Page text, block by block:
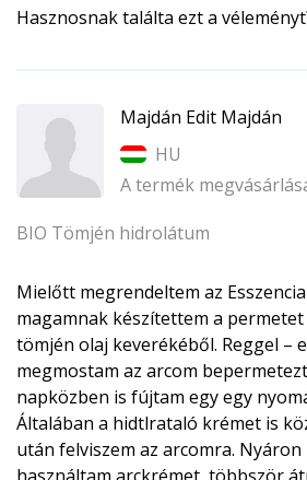
Hasznosnak találta ezt a
Majdán Edit Majdán
HU
A termék
BIO Tömjén hidrolátum
Mielőtt megrendeltem az
magamnak készítettem a
tömjén olaj keverékéből. Reggel –
megmostam az arcom
napközben is fújtam egy egy
Általában a hidtlrataló krémet is
után felviszem az arcomra.